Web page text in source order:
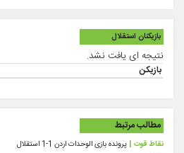
بازیکنان استقلال
نتیجه ای یافت نشد.
بازیکن
مطالب مرتبط
نقاط قوت | پرونده بازی الوحدات اردن 1-1 استقلال